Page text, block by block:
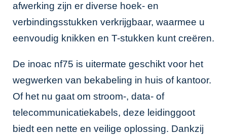
afwerking zijn er diverse hoek- en
verbindingsstukken verkrijgbaar, waarmee u
eenvoudig knikken en T-stukken kunt creëren.
De inoac nf75 is uitermate geschikt voor het
wegwerken van bekabeling in huis of kantoor.
Of het nu gaat om stroom-, data- of
telecommunicatiekabels, deze leidinggoot
biedt een nette en veilige oplossing. Dankzij